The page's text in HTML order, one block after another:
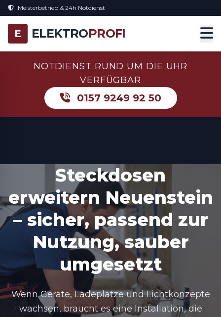
Meisterbetrieb & 24h Notdienst
E ELEKTROPROFI
NOTDIENST RUND UM DIE UHR
VERFÜGBAR
0157 9249 92 50
Steckdosen
erweitern Neuenstein
– sicher, passend zur
Nutzung, sauber
umgesetzt
Wenn Geräte, Ladeplätze und Lichtkonzepte
wachsen, braucht es eine Installation, die